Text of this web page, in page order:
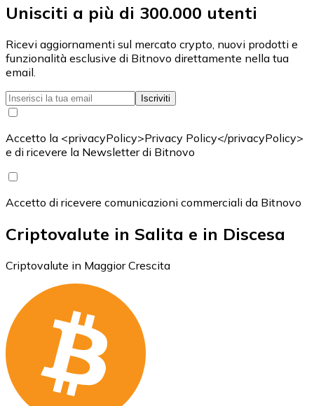
Unisciti a più di 300.000 utenti
Ricevi aggiornamenti sul mercato crypto, nuovi prodotti e
funzionalità esclusive di Bitnovo direttamente nella tua
email.
Iscriviti
Accetto la <privacyPolicy>Privacy Policy</privacyPolicy>
e di ricevere la Newsletter di Bitnovo
Accetto di ricevere comunicazioni commerciali da Bitnovo
Criptovalute in Salita e in Discesa
Criptovalute in Maggior Crescita